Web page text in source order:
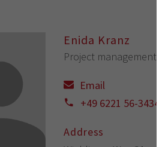
Enida Kranz
Project management
Email
+49 6221 56-34346
Address